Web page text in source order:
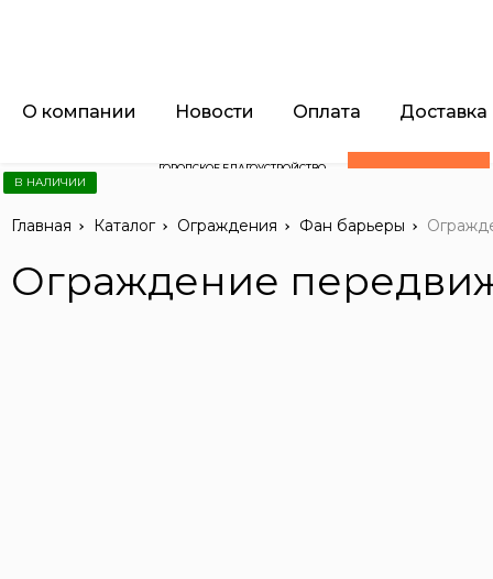
О компании Новости Оплата Доставка
ГОРОДСКОЕ БЛАГОУСТРОЙСТВО
Главная Каталог Ограждения Фан барьеры
Ограждение
В НАЛИЧИИ